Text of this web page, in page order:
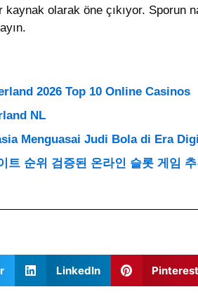
kaynak olarak öne çıkıyor. Sporun
2026 Top 10 Online Casinos
NL
Menguasai Judi Bola di Era
트 순위 검증된 온라인 슬롯 게임 추
LinkedIn Pinterest